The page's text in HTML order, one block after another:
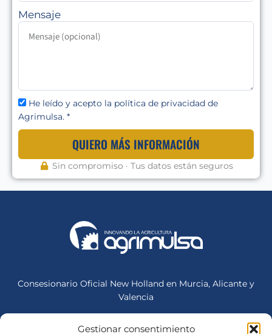
Gestionar consentimiento
Mensaje
He leído y acepto la política de privacidad de
Agrimulsa. *
QUIERO MÁS INFORMACIÓN
Sin compromiso · Tus datos están seguros
Consesionario Oficial New Holland en Murcia, Alicante y
Valencia